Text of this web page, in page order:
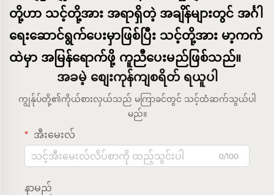
တို့ဟာ သင့်တို့အား အရာရှိတဲ့ အချိန်များတွင် အင်္ဂါ
ရေးဆောင်ရွက်ပေးမှာဖြစ်ပြီး သင့်တို့အား မာ့ကက်
ထဲမှာ အမြန်ရောက်ဖို့ ကူညီပေးမည်ဖြစ်သည်။
အခမဲ့ စျေးကုန်ကျစရိတ် ရယူပါ
ကျွန်ုပ်တို့၏ကိုယ်စားလှယ်သည် မကြာခင်တွင် သင့်ထံဆက်သွယ်ပါ
မည်။
အီးမေးလ်
0/100
နာမည်